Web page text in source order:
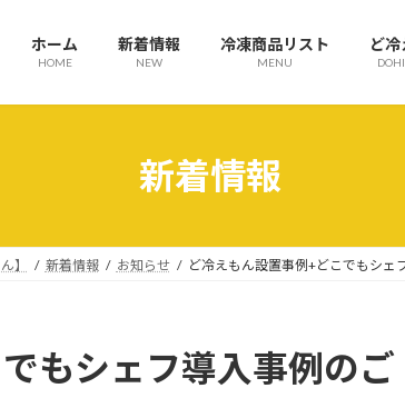
ホーム
HOME
新着情報
NEW
冷凍商品リスト
MENU
ど
新着情報
】 新着情報 お知らせ ど冷えもん設置事例+どこでもシェ
もシェフ導入事例のご